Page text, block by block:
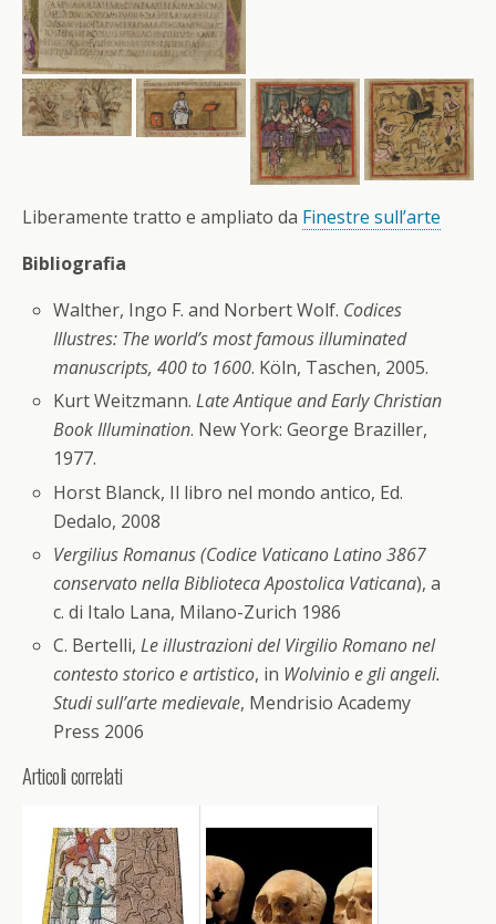
Liberamente tratto e ampliato da Finestre sull’arte
Bibliografia
Walther, Ingo F. and Norbert Wolf. Codices
Illustres: The world’s most famous illuminated
manuscripts, 400 to 1600. Köln, Taschen, 2005.
Kurt Weitzmann.Late Antique and Early Christian
Book Illumination. New York: George Braziller,
1977.
Horst Blanck, Il libro nel mondo antico, Ed.
Dedalo, 2008
Vergilius Romanus (Codice Vaticano Latino 3867
conservato nella Biblioteca Apostolica Vaticana), a
c. di Italo Lana, Milano-Zurich 1986
C. Bertelli,Le illustrazioni del Virgilio Romano nel
contesto storico e artistico, in Wolvinio e gli angeli.
Studi sull’arte medievale, Mendrisio Academy
Press 2006
Articoli correlati